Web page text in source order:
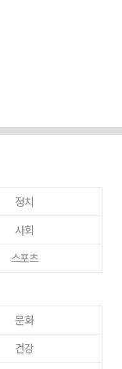
정치
사회
스포츠
문화
건강